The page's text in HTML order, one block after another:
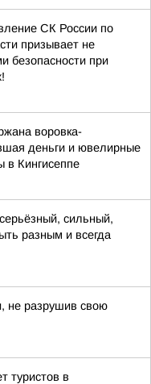
СК России по
призывает не
безопасности при
воровка-
деньги и ювелирные
в Кингисеппе
сильный,
разным и всегда
не разрушив свою
туристов в